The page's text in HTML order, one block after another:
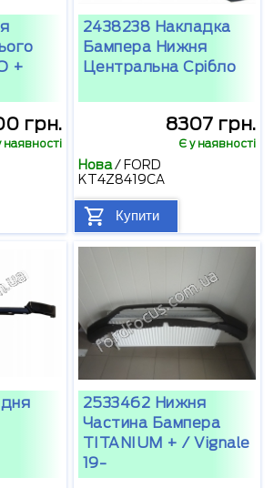
+
грн.
наявності
2438238 Накладка
Бампера Нижня
Центральна Срібло
8307 грн.
Є у наявності
Нова/ FORD
KT4Z8419CA
Купити
2533462 Нижня
Частина Бампера
TITANIUM + / Vignale
19-